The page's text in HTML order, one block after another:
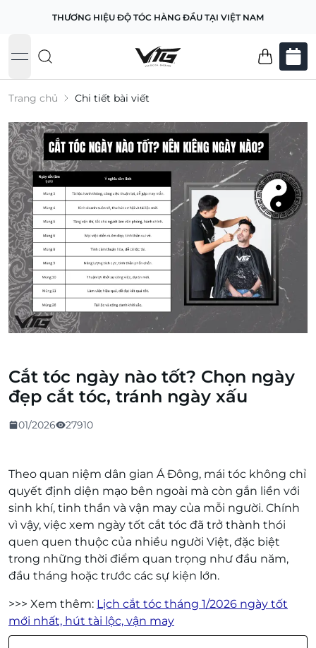
THƯƠNG HIỆU ĐỘ TÓC HÀNG ĐẦU TẠI VIỆT NAM
open navigation menu
Trang chủ Chi tiết bài viết
Cắt tóc ngày nào tốt? Chọn ngày
đẹp cắt tóc, tránh ngày xấu
01/2026 27910
Theo quan niệm dân gian Á Đông, mái tóc không chỉ
quyết định diện mạo bên ngoài mà còn gắn liền với
sinh khí, tinh thần và vận may của mỗi người. Chính
vì vậy, việc xem ngày tốt cắt tóc đã trở thành thói
quen quen thuộc của nhiều người Việt, đặc biệt
trong những thời điểm quan trọng như đầu năm,
đầu tháng hoặc trước các sự kiện lớn.
>>> Xem thêm: Lịch cắt tóc tháng 1/2026 ngày tốt
mới nhất, hút tài lộc, vận may